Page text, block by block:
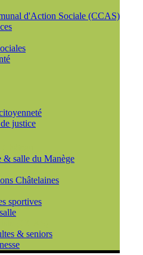
d'Action Sociale (CCAS)
justice
& salle du Manège
Châtelaines
sportives
& seniors